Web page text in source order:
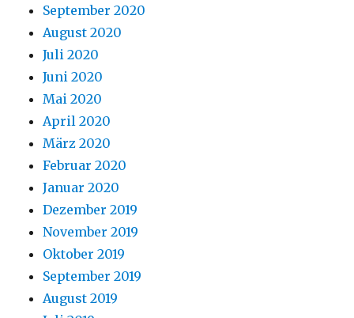
September 2020
August 2020
Juli 2020
Juni 2020
Mai 2020
April 2020
März 2020
Februar 2020
Januar 2020
Dezember 2019
November 2019
Oktober 2019
September 2019
August 2019